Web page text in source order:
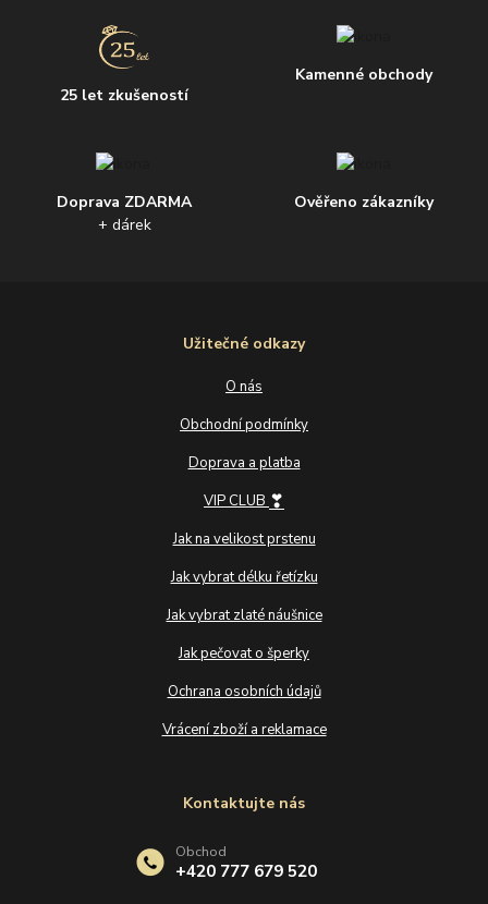
25 let zkušeností
Kamenné obchody
Doprava ZDARMA
+ dárek
Ověřeno zákazníky
Užitečné odkazy
O nás
Obchodní podmínky
Doprava a platba
VIP CLUB ❣
Jak na velikost prstenu
Jak vybrat délku řetízku
Jak vybrat zlaté náušnice
Jak pečovat o šperky
Ochrana osobních údajů
Vrácení zboží a reklamace
Kontaktujte nás
Obchod
+420 777 679 520